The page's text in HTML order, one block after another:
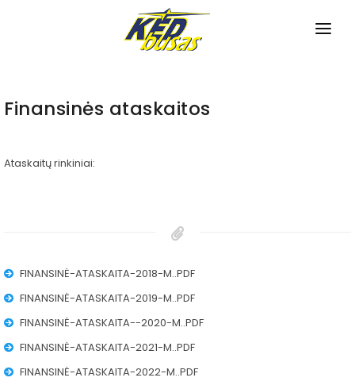
APIE MUS
Miesto maršrutai
Tarpmiestiniai maršrutai
NAUJIENOS
Pagalba neįgaliesiems
Autobusų nuoma
Reklama ant autobusų
Finansinės ataskaitos
Ataskaitų rinkiniai:
FINANSINĖ-ATASKAITA-2018-M..PDF
FINANSINĖ-ATASKAITA-2019-M..PDF
FINANSINĖ-ATASKAITA--2020-M..PDF
FINANSINĖ-ATASKAITA-2021-M..PDF
FINANSINĖ-ATASKAITA-2022-M..PDF